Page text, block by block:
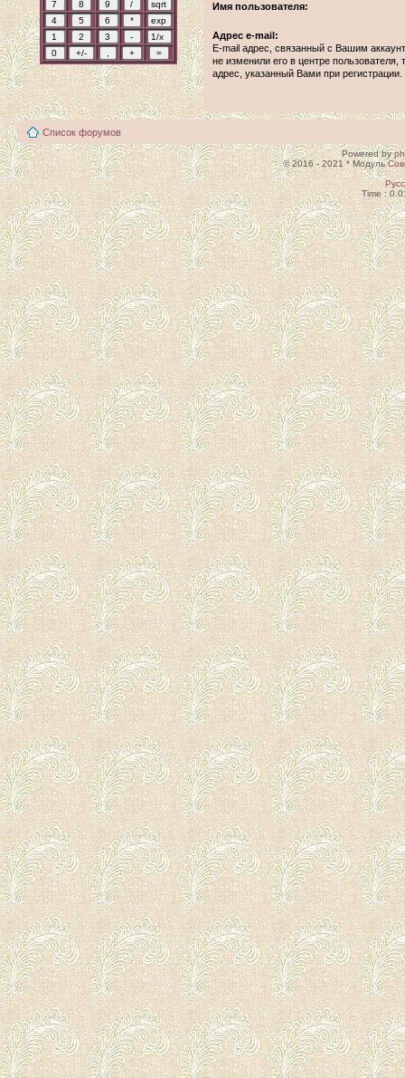
Имя пользователя:
Адрес e-mail:
E-mail адрес, связанный с Вашим
не изменили его в центре пользователя,
адрес, указанный Вами при регистрации.
Список форумов
Powered by
© 2016 - 2021 * Модуль
Time :